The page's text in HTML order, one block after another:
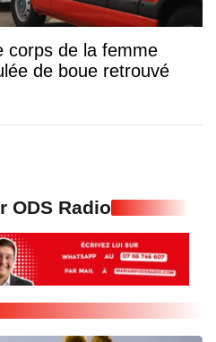
corps de la femme
de boue retrouvé
ODS Radio